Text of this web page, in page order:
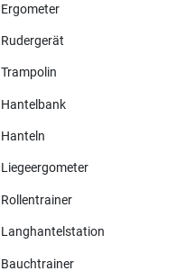
Ergometer
Rudergerät
Trampolin
Hantelbank
Hanteln
Liegeergometer
Rollentrainer
Langhantelstation
Bauchtrainer